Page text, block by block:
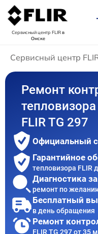
Сервисный центр FLIRв
Омске
Сервисный центр
Ремонт
тепловизора
FLIR TG 297
Официальный
Гарантийное
тепловизора FLIR
Диагностика
ремонт по
Бесплатный
в день обращения
Ремонт
FLIR TG 297 от 35